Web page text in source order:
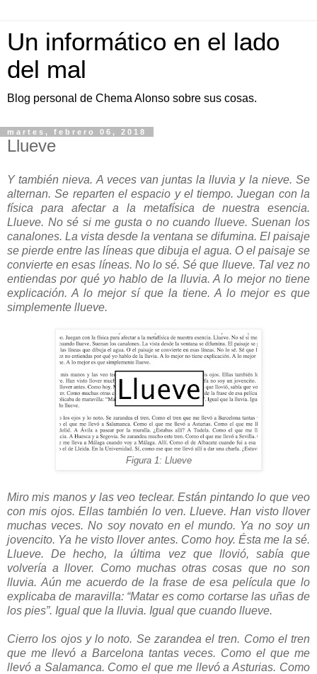
Un informático en el lado
del mal
Blog personal de Chema Alonso sobre sus cosas.
martes, febrero 06, 2018
Llueve
Y también nieva. A veces van juntas la lluvia y la nieve. Se
alternan. Se reparten el espacio y el tiempo. Juegan con la
física para afectar a la metafísica de nuestra esencia.
Llueve. No sé si me gusta o no cuando llueve. Suenan los
canalones. La vista desde la ventana se difumina. El paisaje
se pierde entre las líneas que dibuja el agua. O el paisaje se
convierte en esas líneas. No lo sé. Sé que llueve. Tal vez no
entiendas por qué yo hablo de la lluvia. A lo mejor no tiene
explicación. A lo mejor sí que la tiene. A lo mejor es que
simplemente llueve.
Figura 1: Llueve
Miro mis manos y las veo teclear. Están pintando lo que veo
con mis ojos. Ellas también lo ven. Llueve. Han visto llover
muchas veces. No soy novato en el mundo. Ya no soy un
jovencito. Ya he visto llover antes. Como hoy. Ésta me la sé.
Llueve. De hecho, la última vez que llovió, sabía que
volvería a llover. Como muchas otras cosas que no son
lluvia. Aún me acuerdo de la frase de esa película que lo
explicaba de maravilla: “Matar es como cortarse las uñas de
los pies”. Igual que la lluvia. Igual que cuando llueve.
Cierro los ojos y lo noto. Se zarandea el tren. Como el tren
que me llevó a Barcelona tantas veces. Como el que me
llevó a Salamanca. Como el que me llevó a Asturias. Como